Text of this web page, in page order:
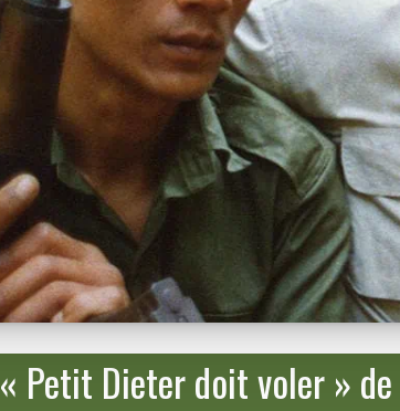
« Petit Dieter doit voler »